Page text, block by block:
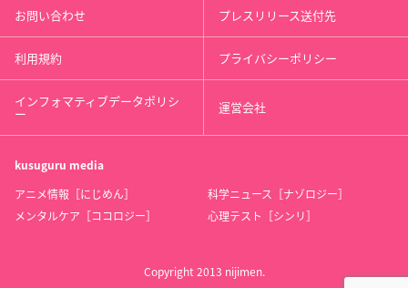
お問い合わせ プレスリリース送付先
利用規約 プライバシーポリシー
インフォマティブデータポリシ
ー 運営会社
kusuguru media
アニメ情報［にじめん］
科学ニュース［ナゾロジー］
メンタルケア［ココロジー］
心理テスト［シンリ］
Copyright 2013 nijimen.